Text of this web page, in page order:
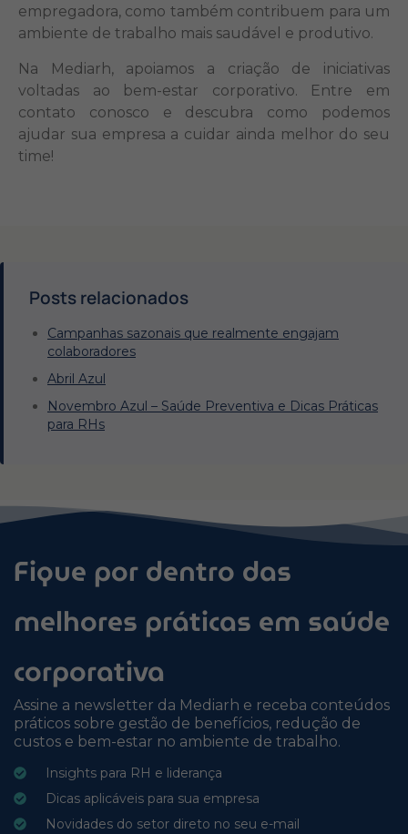
empregadora, como também contribuem para um
ambiente de trabalho mais saudável e produtivo.
Na Mediarh, apoiamos a criação de iniciativas
voltadas ao bem-estar corporativo. Entre em
contato conosco e descubra como podemos
ajudar sua empresa a cuidar ainda melhor do seu
time!
Posts relacionados
Campanhas sazonais que realmente engajam
colaboradores
Abril Azul
Novembro Azul – Saúde Preventiva e Dicas Práticas
para RHs
Fique por dentro das
melhores práticas em saúde
corporativa
Assine a newsletter da Mediarh e receba conteúdos
práticos sobre gestão de benefícios, redução de
custos e bem-estar no ambiente de trabalho.
Insights para RH e liderança
Dicas aplicáveis para sua empresa
Novidades do setor direto no seu e-mail